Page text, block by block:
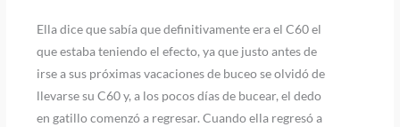
Ella dice que sabía que definitivamente era el C60 el
que estaba teniendo el efecto, ya que justo antes de
irse a sus próximas vacaciones de buceo se olvidó de
llevarse su C60 y, a los pocos días de bucear, el dedo
en gatillo comenzó a regresar. Cuando ella regresó a